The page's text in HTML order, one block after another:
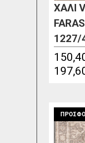
ΧΑΛΙ
1227/